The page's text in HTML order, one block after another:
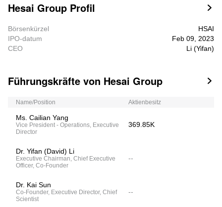
Hesai Group Profil 
Börsenkürzel
HSAI
IPO-datum
Feb 09, 2023
CEO
Li (Yifan)
Führungskräfte von Hesai Group 
Name/Position Aktienbesitz
Ms. Cailian Yang
Vice President - Operations, Executive
Director
369.85K
Dr. Yifan (David) Li
Executive Chairman, Chief Executive
Officer, Co-Founder
--
Dr. Kai Sun
Co-Founder, Executive Director, Chief
Scientist
--